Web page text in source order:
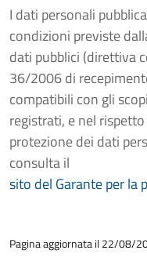
I dati personali
condizioni previste
dati pubblici (direttiva
36/2006 di
compatibili con gli
registrati, e nel
protezione dei dati
consulta il
sito del Garante per la
Pagina aggiornata il 22/08/